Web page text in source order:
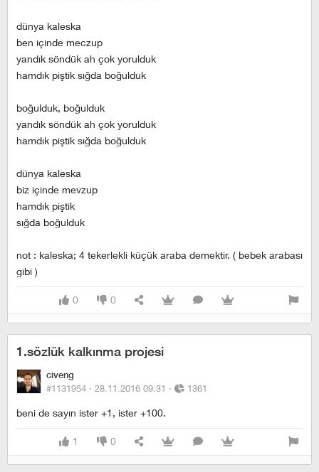
dünya kaleska
ben içinde meczup
yandık söndük ah çok yorulduk
hamdık piştik sığda boğulduk
boğulduk, boğulduk
yandık söndük ah çok yorulduk
hamdık piştik sığda boğulduk
dünya kaleska
biz içinde mevzup
hamdık piştik
sığda boğulduk
not : kaleska; 4 tekerlekli küçük araba demektir. ( bebek arabası
gibi )
0 0
1.sözlük kalkınma projesi
civeng
#1131954 · 28.11.2016 09:31 · 1361
beni de sayın ister +1, ister +100.
1 0